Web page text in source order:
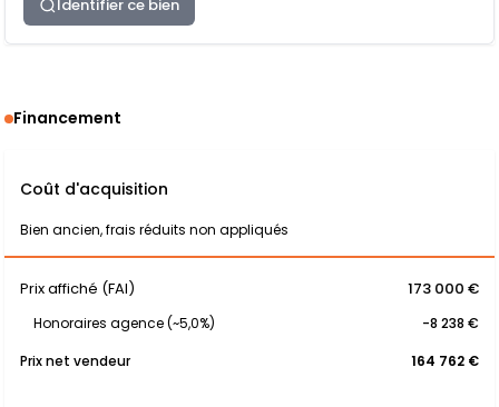
Identifier ce bien
Financement
Coût d'acquisition
Bien ancien, frais réduits non appliqués
Prix affiché (FAI) 173 000 €
Honoraires agence (~5,0%)
-8 238 €
Prix net vendeur
164 762 €